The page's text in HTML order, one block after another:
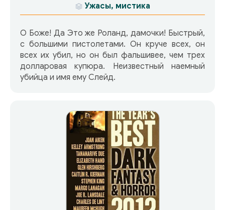
Ужасы, мистика
О Боже! Да Это же Роланд, дамочки! Быстрый,
с большими пистолетами. Он круче всех, он
всех их убил, но он был фальшивее, чем трех
долларовая купюра. Неизвестный наемный
убийца и имя ему Слейд.